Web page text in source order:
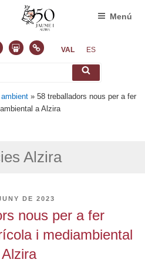
Slideshare
NormasVAL ES
Cerca
Menú
»58 treballadors nous per a fer
a Alzira
Alzira
DE 2023
nous per a fer
i mediambiental